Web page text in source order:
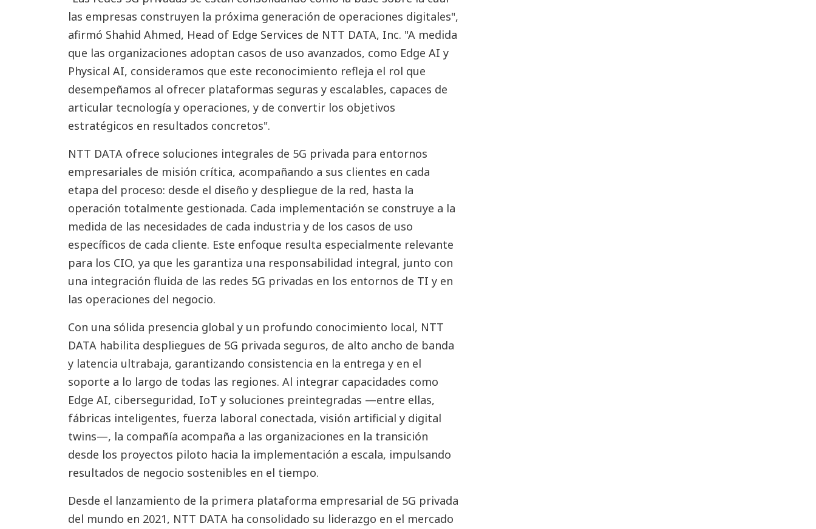
las empresas construyen la próxima generación de operaciones digitales",
afirmó Shahid Ahmed, Head of Edge Services de NTT DATA, Inc. "A medida
que las organizaciones adoptan casos de uso avanzados, como Edge AI y
Physical AI, consideramos que este reconocimiento refleja el rol que
desempeñamos al ofrecer plataformas seguras y escalables, capaces de
articular tecnología y operaciones, y de convertir los objetivos
estratégicos en resultados concretos".
NTT DATA ofrece soluciones integrales de 5G privada para entornos
empresariales de misión crítica, acompañando a sus clientes en cada
etapa del proceso: desde el diseño y despliegue de la red, hasta la
operación totalmente gestionada. Cada implementación se construye a la
medida de las necesidades de cada industria y de los casos de uso
específicos de cada cliente. Este enfoque resulta especialmente relevante
para los CIO, ya que les garantiza una responsabilidad integral, junto con
una integración fluida de las redes 5G privadas en los entornos de TI y en
las operaciones del negocio.
Con una sólida presencia global y un profundo conocimiento local, NTT
DATA habilita despliegues de 5G privada seguros, de alto ancho de banda
y latencia ultrabaja, garantizando consistencia en la entrega y en el
soporte a lo largo de todas las regiones. Al integrar capacidades como
Edge AI, ciberseguridad, IoT y soluciones preintegradas —entre ellas,
fábricas inteligentes, fuerza laboral conectada, visión artificial y digital
twins—, la compañía acompaña a las organizaciones en la transición
desde los proyectos piloto hacia la implementación a escala, impulsando
resultados de negocio sostenibles en el tiempo.
Desde el lanzamiento de la primera plataforma empresarial de 5G privada
del mundo en 2021, NTT DATA ha consolidado su liderazgo en el mercado